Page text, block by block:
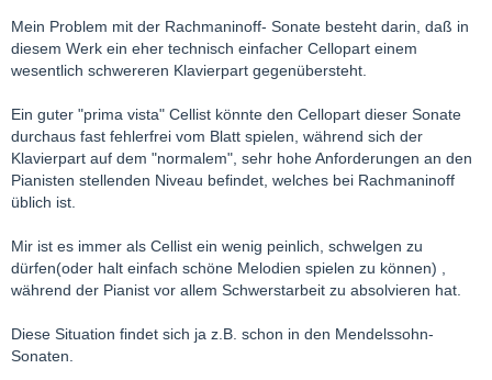
Mein Problem mit der Rachmaninoff- Sonate besteht darin, daß in
diesem Werk ein eher technisch einfacher Cellopart einem
wesentlich schwereren Klavierpart gegenübersteht.
Ein guter "prima vista" Cellist könnte den Cellopart dieser Sonate
durchaus fast fehlerfrei vom Blatt spielen, während sich der
Klavierpart auf dem "normalem", sehr hohe Anforderungen an den
Pianisten stellenden Niveau befindet, welches bei Rachmaninoff
üblich ist.
Mir ist es immer als Cellist ein wenig peinlich, schwelgen zu
dürfen(oder halt einfach schöne Melodien spielen zu können) ,
während der Pianist vor allem Schwerstarbeit zu absolvieren hat.
Diese Situation findet sich ja z.B. schon in den Mendelssohn-
Sonaten.